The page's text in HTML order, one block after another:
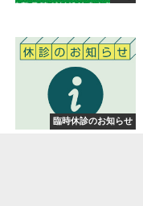
臨時休診のお知らせ